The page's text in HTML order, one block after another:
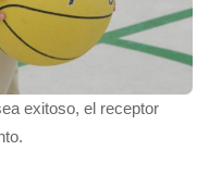
exitoso, el receptor